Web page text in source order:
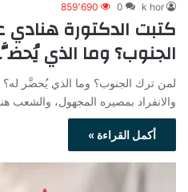
k hor
0 859٬690
كتبت الدكتورة
الجنوب؟ وما الذي
لمن ترك الجنوب؟ وما الذي يُحضَّر له؟
والانفراد بمصيره المجهول، والشعب
أكمل القراءة »